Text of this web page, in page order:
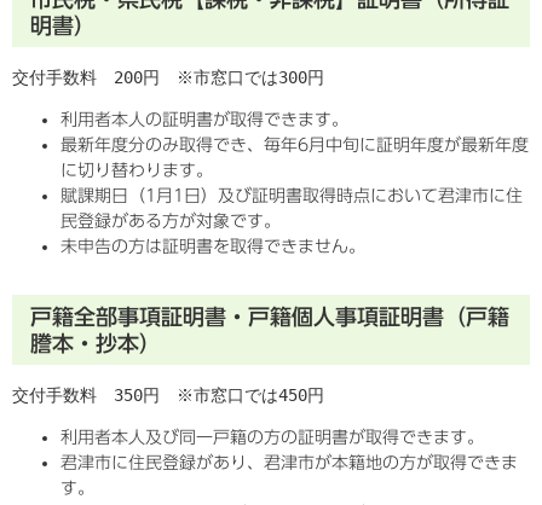
明書）
交付手数料　200円　※市窓口では300円
利用者本人の証明書が取得できます。
最新年度分のみ取得でき、毎年6月中旬に証明年度が最新年度
に切り替わります。
賦課期日（1月1日）及び証明書取得時点において君津市に住
民登録がある方が対象です。
未申告の方は証明書を取得できません。
戸籍全部事項証明書・戸籍個人事項証明書（戸籍
謄本・抄本）
交付手数料　350円　※市窓口では450円
利用者本人及び同一戸籍の方の証明書が取得できます。
君津市に住民登録があり、君津市が本籍地の方が取得できま
す。